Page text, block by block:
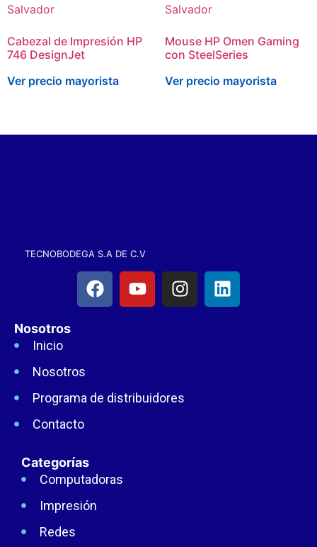
Cabezal de Impresión HP
746 DesignJet
Ver precio mayorista
Mouse HP Omen Gaming
con SteelSeries
Ver precio mayorista
TECNOBODEGA S.A DE C.V
Nosotros
Inicio
Nosotros
Programa de distribuidores
Contacto
Categorías
Computadoras
Impresión
Redes